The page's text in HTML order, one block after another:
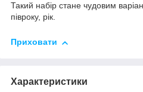
Такий набір стане чудовим
півроку, рік.
Приховати
Характеристики